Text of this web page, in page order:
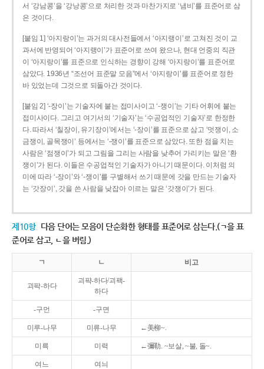
서 ‘강남콩’을 ‘강낭콩’으로 처리한 것과 마찬가지로 ‘냄비’를 표준어로 삼
은 것이다.
[붙임 1] ‘아지랑이’는 과거의 대사전들에서 ‘아지랭이’로 고쳐진 것이 교
과서에 반영되어 ‘아지랭이’가 표준어로 쓰여 왔으나, 현대 언중의 직관
이 ‘아지랑이’를 표준으로 인식하는 경향이 강해 ‘아지랑이’를 표준어로
삼았다. 1936년 “조선어 표준말 모음”에서 ‘아지랑이’를 표준어로 정한
바 있었는데 그것으로 되돌아간 것이다.
[붙임 2] ‘-장이’는 기술자에 붙는 접미사이고 ‘-쟁이’는 기타 어휘에 붙는
접미사이다. 그리고 여기서의 ‘기술자’는 ‘수공업적인 기술자’로 한정한
다. 따라서 ‘칠장이, 유기장이’에서는 ‘-장이’를 표준으로 삼고 ‘멋쟁이, 소
금쟁이, 골목쟁이’ 등에서는 ‘-쟁이’를 표준으로 삼았다. 또한 점을 치는
사람은 ‘점쟁이’가 되고 그림을 그리는 사람을 낮추어 가리키는 말은 ‘환
쟁이’가 된다. 이들은 수공업적인 기술자가 아니기 때문이다. 이처럼 의
미에 따라 ‘-장이’와 ‘-쟁이’를 구별해서 쓰기 때문에 갓을 만드는 기술자
는 ‘갓장이’, 갓을 쓴 사람을 낮잡아 이르는 말은 ‘갓쟁이’가 된다.
제10항 다음 단어는 모음이 단순화한 형태를 표준어로 삼는다.(ㄱ을 표
준어로 삼고, ㄴ을 버림.)
ㄱ ㄴ 비고
괴팍-하다
괴퍅-하다/괴팩-
하다
-구먼 -구면
미루-나무 미류-나무 ←美柳~.
미륵 미력 ←彌勒. ~보살, ~불, 돌~.
여느 여늬